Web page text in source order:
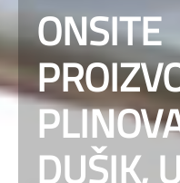
ONSITE
DUŠIK,